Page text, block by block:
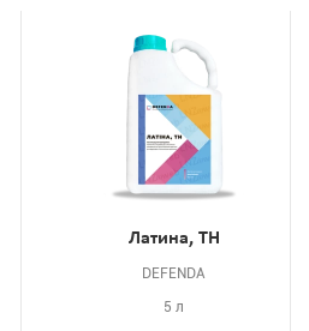
Латина, ТН
DEFENDA
5 л